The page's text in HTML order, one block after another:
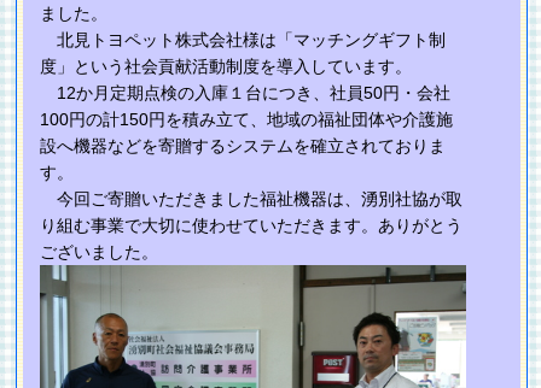
ました。
北見トヨペット株式会社様は「マッチングギフト制
度」という社会貢献活動制度を導入しています。
12か月定期点検の入庫１台につき、社員50円・会社
100円の計150円を積み立て、地域の福祉団体や介護施
設へ機器などを寄贈するシステムを確立されておりま
す。
今回ご寄贈いただきました福祉機器は、湧別社協が取
り組む事業で大切に使わせていただきます。ありがとう
ございました。